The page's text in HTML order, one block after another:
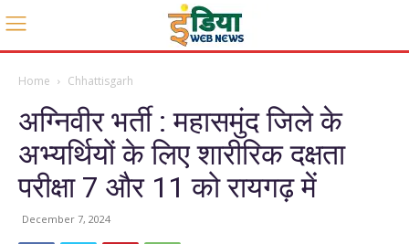
Home Chhattisgarh
अग्निवीर भर्ती : महासमुंद जिले के
अभ्यर्थियों के लिए शारीरिक दक्षता
परीक्षा 7 और 11 को रायगढ़ में
December 7, 2024